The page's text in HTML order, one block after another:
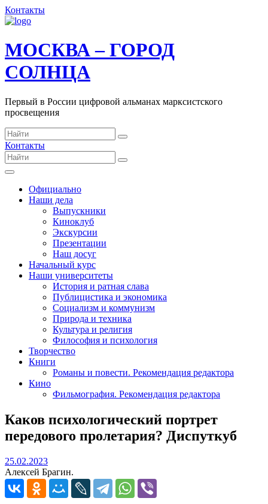
Контакты
МОСКВА – ГОРОД
СОЛНЦА
Первый в России цифровой альманах марксистского
просвещения
Контакты
Официально
Наши дела
Выпускники
Киноклуб
Экскурсии
Презентации
Наш досуг
Начальный курс
Наши университеты
История и ратная слава
Публицистика и экономика
Социализм и коммунизм
Природа и техника
Культура и религия
Философия и психология
Творчество
Книги
Романы и повести. Рекомендация редактора
Кино
Фильмография. Рекомендация редактора
Каков психологический портрет
передового пролетария? Диспуткуб
25.02.202325.02.2023
Алексей Брагин.